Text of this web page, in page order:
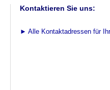
Kontaktieren Sie uns:
► Alle Kontaktadressen für